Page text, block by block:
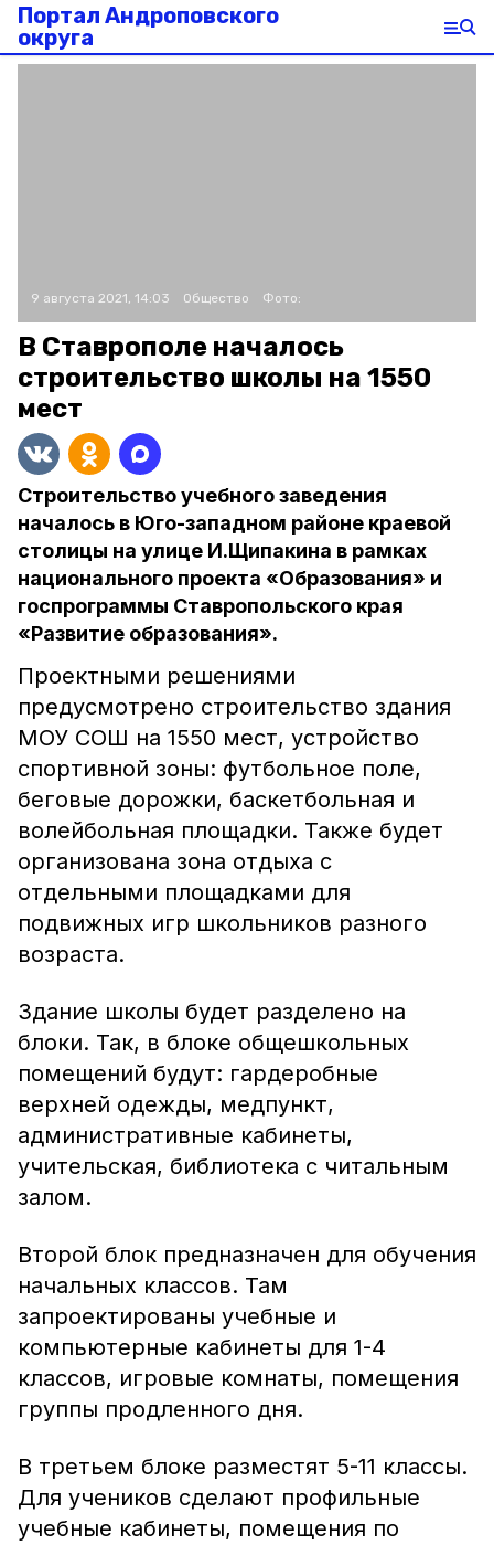
Портал Андроповского
округа
9 августа 2021, 14:03 Общество Фото:
В Ставрополе началось
строительство школы на 1550
мест
Строительство учебного заведения
началось в Юго-западном районе краевой
столицы на улице И.Щипакина в рамках
национального проекта «Образования» и
госпрограммы Ставропольского края
«Развитие образования».
Проектными решениями
предусмотрено строительство здания
МОУ СОШ на 1550 мест, устройство
спортивной зоны: футбольное поле,
беговые дорожки, баскетбольная и
волейбольная площадки. Также будет
организована зона отдыха с
отдельными площадками для
подвижных игр школьников разного
возраста.
Здание школы будет разделено на
блоки. Так, в блоке общешкольных
помещений будут: гардеробные
верхней одежды, медпункт,
административные кабинеты,
учительская, библиотека с читальным
залом.
Второй блок предназначен для обучения
начальных классов. Там
запроектированы учебные и
компьютерные кабинеты для 1-4
классов, игровые комнаты, помещения
группы продленного дня.
В третьем блоке разместят 5-11 классы.
Для учеников сделают профильные
учебные кабинеты, помещения по